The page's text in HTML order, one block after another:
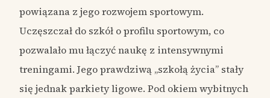
powiązana z jego rozwojem sportowym.
Uczęszczał do szkół o profilu sportowym, co
pozwalało mu łączyć naukę z intensywnymi
treningami. Jego prawdziwą „szkołą życia” stały
się jednak parkiety ligowe. Pod okiem wybitnych